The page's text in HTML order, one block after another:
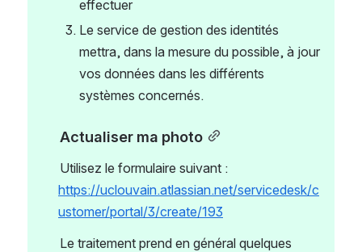
effectuer
Le service de gestion des identités
mettra, dans la mesure du possible, à jour
vos données dans les différents
systèmes concernés.
Actualiser ma photo
https://uclouvain.atlassian.net/servicedesk/c
ustomer/portal/3/create/193
Le traitement prend en général quelques